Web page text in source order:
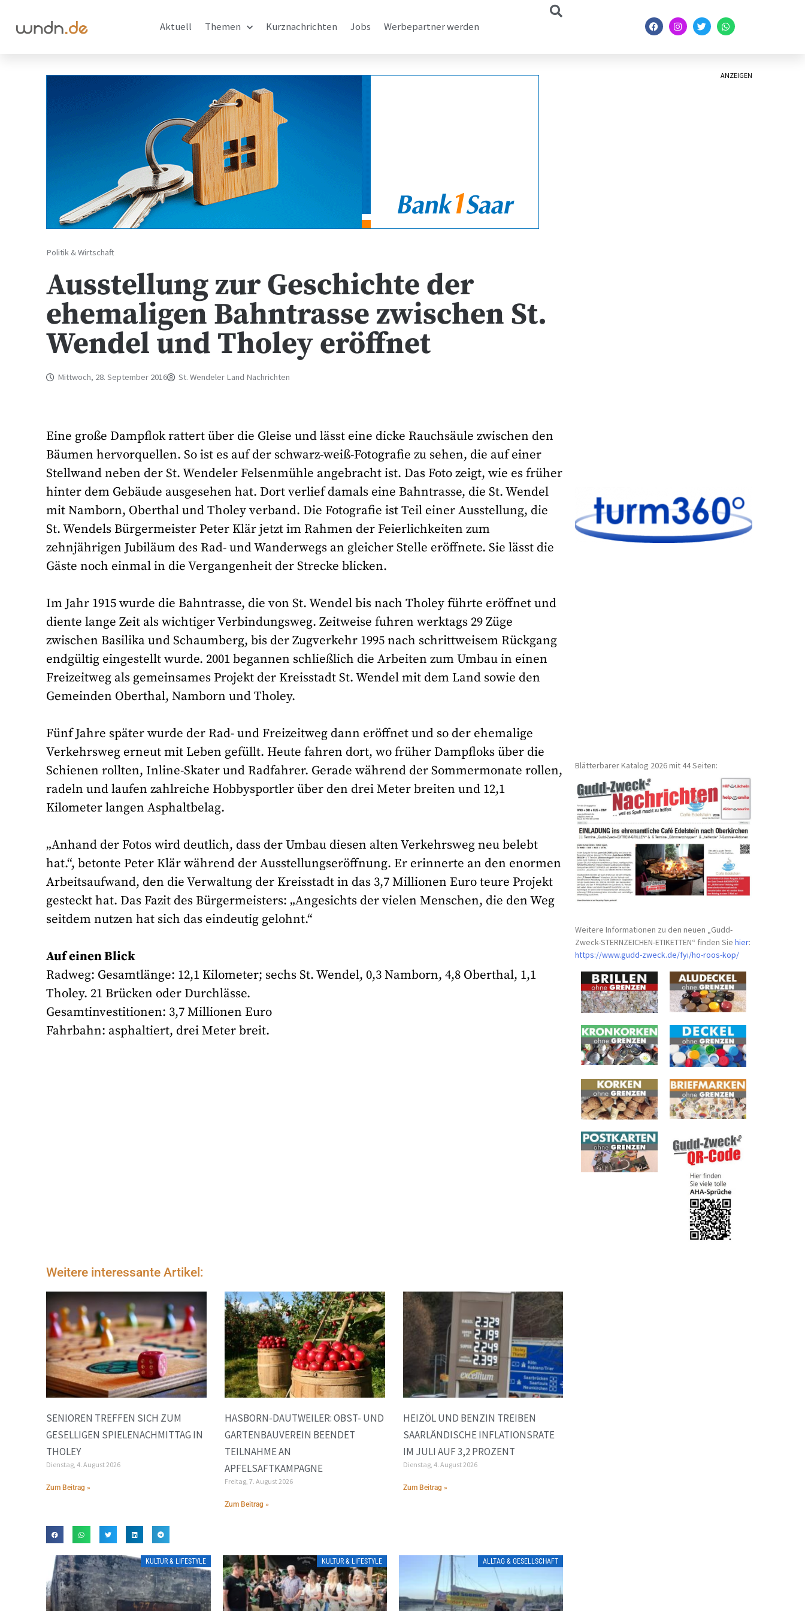
Aktuell Themen Kurznachrichten Jobs Werbepartner werden
Politik & Wirtschaft
Ausstellung zur Geschichte der
ehemaligen Bahntrasse zwischen St.
Wendel und Tholey eröffnet
Mittwoch, 28. September 2016 St. Wendeler Land Nachrichten
Eine große Dampflok rattert über die Gleise und lässt eine dicke Rauchsäule zwischen den
Bäumen hervorquellen. So ist es auf der schwarz-weiß-Fotografie zu sehen, die auf einer
Stellwand neben der St. Wendeler Felsenmühle angebracht ist. Das Foto zeigt, wie es früher
hinter dem Gebäude ausgesehen hat. Dort verlief damals eine Bahntrasse, die St. Wendel
mit Namborn, Oberthal und Tholey verband. Die Fotografie ist Teil einer Ausstellung, die
St. Wendels Bürgermeister Peter Klär jetzt im Rahmen der Feierlichkeiten zum
zehnjährigen Jubiläum des Rad- und Wanderwegs an gleicher Stelle eröffnete. Sie lässt die
Gäste noch einmal in die Vergangenheit der Strecke blicken.
Im Jahr 1915 wurde die Bahntrasse, die von St. Wendel bis nach Tholey führte eröffnet und
diente lange Zeit als wichtiger Verbindungsweg. Zeitweise fuhren werktags 29 Züge
zwischen Basilika und Schaumberg, bis der Zugverkehr 1995 nach schrittweisem Rückgang
endgültig eingestellt wurde. 2001 begannen schließlich die Arbeiten zum Umbau in einen
Freizeitweg als gemeinsames Projekt der Kreisstadt St. Wendel mit dem Land sowie den
Gemeinden Oberthal, Namborn und Tholey.
Fünf Jahre später wurde der Rad- und Freizeitweg dann eröffnet und so der ehemalige
Verkehrsweg erneut mit Leben gefüllt. Heute fahren dort, wo früher Dampfloks über die
Schienen rollten, Inline-Skater und Radfahrer. Gerade während der Sommermonate rollen,
radeln und laufen zahlreiche Hobbysportler über den drei Meter breiten und 12,1
Kilometer langen Asphaltbelag.
„Anhand der Fotos wird deutlich, dass der Umbau diesen alten Verkehrsweg neu belebt
hat.“, betonte Peter Klär während der Ausstellungseröffnung. Er erinnerte an den enormen
Arbeitsaufwand, den die Verwaltung der Kreisstadt in das 3,7 Millionen Euro teure Projekt
gesteckt hat. Das Fazit des Bürgermeisters: „Angesichts der vielen Menschen, die den Weg
seitdem nutzen hat sich das eindeutig gelohnt.“
Auf einen Blick
Radweg: Gesamtlänge: 12,1 Kilometer; sechs St. Wendel, 0,3 Namborn, 4,8 Oberthal, 1,1
Tholey. 21 Brücken oder Durchlässe.
Gesamtinvestitionen: 3,7 Millionen Euro
Fahrbahn: asphaltiert, drei Meter breit.
Weitere interessante Artikel:
SENIOREN TREFFEN SICH ZUM
GESELLIGEN SPIELENACHMITTAG IN
THOLEY
Dienstag, 4. August 2026
Zum Beitrag »
HASBORN-DAUTWEILER: OBST- UND
GARTENBAUVEREIN BEENDET
TEILNAHME AN
APFELSAFTKAMPAGNE
Freitag, 7. August 2026
Zum Beitrag »
HEIZÖL UND BENZIN TREIBEN
SAARLÄNDISCHE INFLATIONSRATE
IM JULI AUF 3,2 PROZENT
Dienstag, 4. August 2026
Zum Beitrag »
KULTUR & LIFESTYLE KULTUR & LIFESTYLE ALLTAG & GESELLSCHAFT
ANZEIGEN
Blätterbarer Katalog 2026 mit 44 Seiten:
Weitere Informationen zu den neuen „Gudd-
Zweck-STERNZEICHEN-ETIKETTEN“ finden Siehier:
https://www.gudd-zweck.de/fyi/ho-roos-kop/